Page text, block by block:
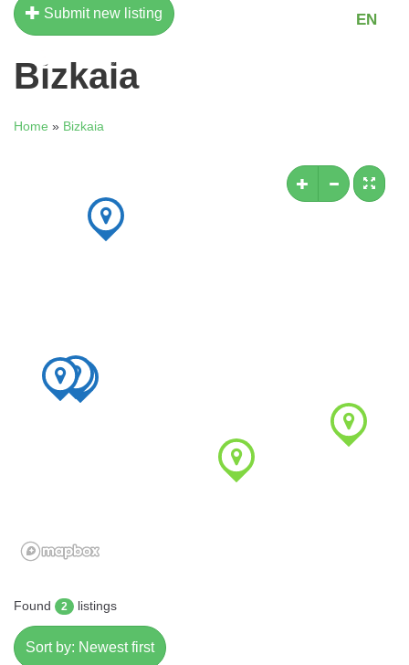
EN
Submit new listing
Bizkaia
Home » Bizkaia
Found 2 listings
Sort by: Newest first